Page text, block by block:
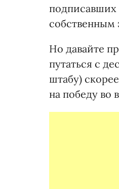
подписавших
собственным
Но давайте
путаться с
штабу)
на победу во